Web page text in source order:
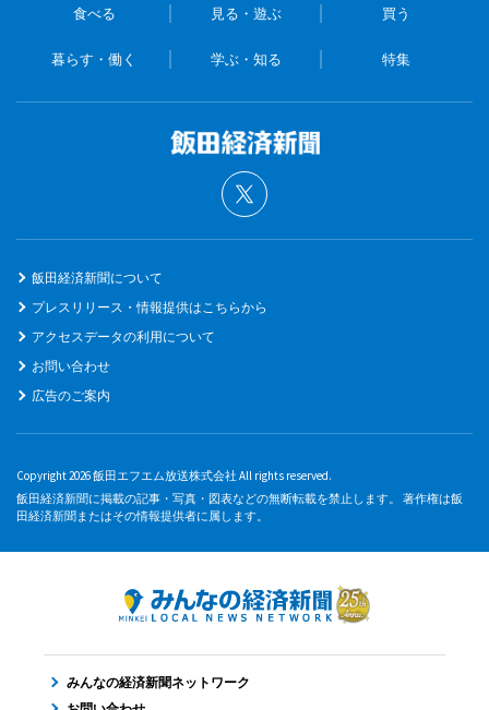
食べる 見る・遊ぶ 買う
暮らす・働く 学ぶ・知る 特集
飯田経済新聞について
プレスリリース・情報提供はこちらから
アクセスデータの利用について
お問い合わせ
広告のご案内
Copyright 2026 飯田エフエム放送株式会社 All rights reserved.
飯田経済新聞に掲載の記事・写真・図表などの無断転載を禁止します。 著作権は飯
田経済新聞またはその情報提供者に属します。
みんなの経済新聞ネットワーク